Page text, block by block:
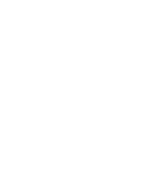
Twitter)
email